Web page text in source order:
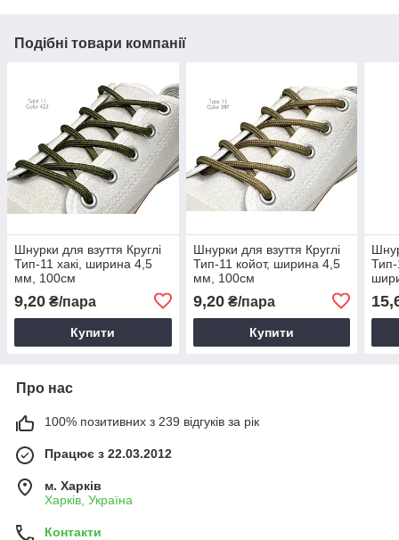
Подібні товари компанії
Шнурки для взуття Круглі
Тип-11 хакі, ширина 4,5
мм, 100см
9,20 ₴/пара
Купити
Шнурки для взуття Круглі
Тип-11 койот, ширина 4,5
мм, 100см
9,20₴/пара
Купити
Про нас
100% позитивних з 239 відгуків за рік
Працює з 22.03.2012
м. Харків
Харків, Україна
Контакти